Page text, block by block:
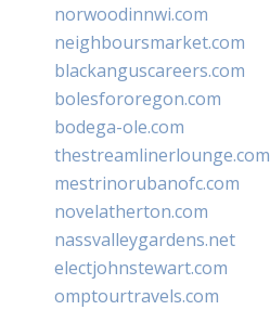
norwoodinnwi.com
neighboursmarket.com
blackanguscareers.com
bolesfororegon.com
bodega-ole.com
thestreamlinerlounge.com
mestrinorubanofc.com
novelatherton.com
nassvalleygardens.net
electjohnstewart.com
omptourtravels.com